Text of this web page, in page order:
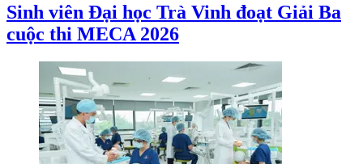
Sinh viên Đại học Trà Vinh đoạt Giải Ba
cuộc thi MECA 2026